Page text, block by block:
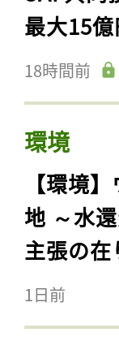
最大15億
18時間前
環境
【環境
地 ～水
主張の在
1日前